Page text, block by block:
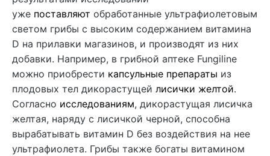
уже поставляют обработанные ультрафиолетовым
светом грибы с высоким содержанием витамина
D на прилавки магазинов, и производят из них
добавки. Например, в грибной аптеке Fungiline
можно приобрести капсульные препараты из
плодовых тел дикорастущей лисички желтой.
Согласно исследованиям, дикорастущая лисичка
желтая, наряду с лисичкой черной, способна
вырабатывать витамин D без воздействия на нее
ультрафиолета. Грибы также богаты витамином